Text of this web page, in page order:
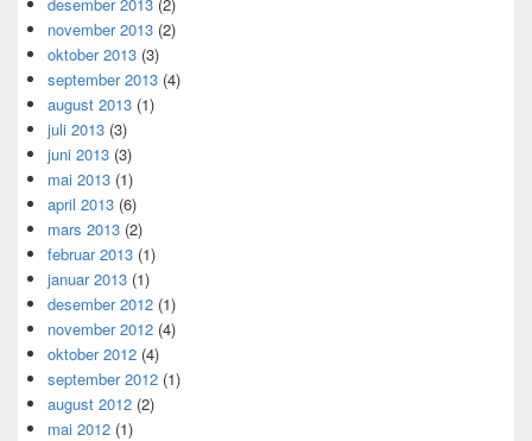
november 2013 (2)
oktober 2013 (3)
september 2013 (4)
august 2013 (1)
juli 2013 (3)
juni 2013 (3)
mai 2013 (1)
april 2013 (6)
mars 2013 (2)
februar 2013 (1)
januar 2013 (1)
desember 2012 (1)
november 2012 (4)
oktober 2012 (4)
september 2012 (1)
august 2012 (2)
mai 2012 (1)